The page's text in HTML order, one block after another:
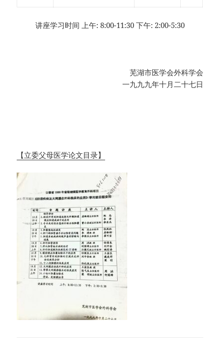
讲座学习时间 上午: 8:00-11:30 下午: 2:00-5:30
芜湖市医学会外科学会
一九九九年十月二十七日
【立委父母医学论文目录】